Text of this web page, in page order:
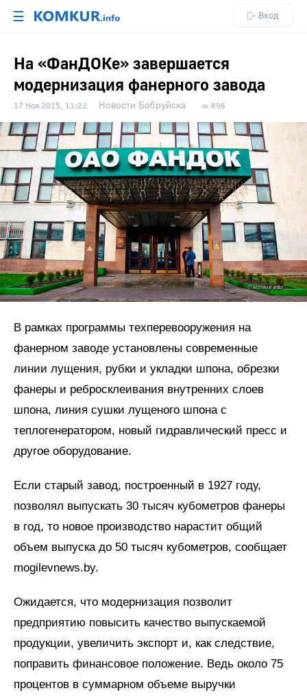
☰ Вход
На «ФанДОКе» завершается
модернизация фанерного завода
17 Ноя 2015, 11:22 Новости Бобруйска 896
В рамках программы техперевооружения на
фанерном заводе установлены современные
линии лущения, рубки и укладки шпона, обрезки
фанеры и ребросклеивания внутренних слоев
шпона, линия сушки лущеного шпона с
теплогенератором, новый гидравлический пресс и
другое оборудование.
Если старый завод, построенный в 1927 году,
позволял выпускать 30 тысяч кубометров фанеры
в год, то новое производство нарастит общий
объем выпуска до 50 тысяч кубометров, сообщает
mogilevnews.by.
Ожидается, что модернизация позволит
предприятию повысить качество выпускаемой
продукции, увеличить экспорт и, как следствие,
поправить финансовое положение. Ведь около 75
процентов в суммарном объеме выручки